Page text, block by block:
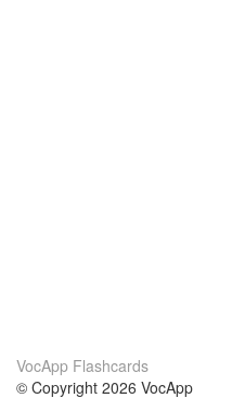
VocApp Flashcards
© Copyright 2026 VocApp